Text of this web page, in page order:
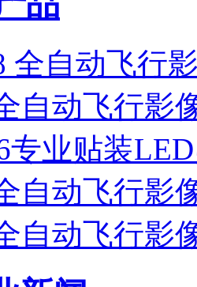
全自动飞行
自动飞行影
专业贴装
自动飞行影
自动飞行影